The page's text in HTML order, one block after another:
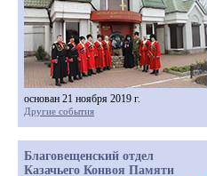
основан 21 ноября 2019 г.
Другие события
Благовещенский отдел
Казачьего Конвоя Памяти